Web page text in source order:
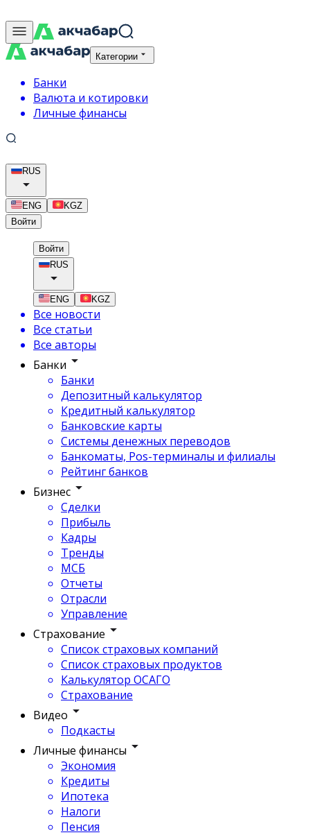
Категории
Банки
Валюта и котировки
Личные финансы
RUS
ENG
KGZ
Войти
Войти
RUS
ENG KGZ
Все новости
Все статьи
Все авторы
Банки
Банки
Депозитный калькулятор
Кредитный калькулятор
Банковские карты
Системы денежных переводов
Банкоматы, Pos-терминалы и филиалы
Рейтинг банков
Бизнес
Сделки
Прибыль
Кадры
Тренды
МСБ
Отчеты
Отрасли
Управление
Страхование
Список страховых компаний
Список страховых продуктов
Калькулятор ОСАГО
Страхование
Видео
Подкасты
Личные финансы
Экономия
Кредиты
Ипотека
Налоги
Пенсия